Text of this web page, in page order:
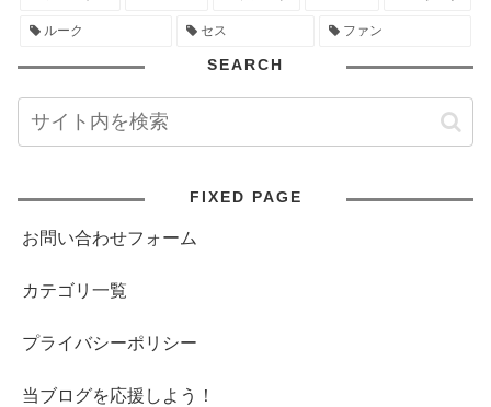
ルーク セス ファン
SEARCH
FIXED PAGE
お問い合わせフォーム
カテゴリ一覧
プライバシーポリシー
当ブログを応援しよう！